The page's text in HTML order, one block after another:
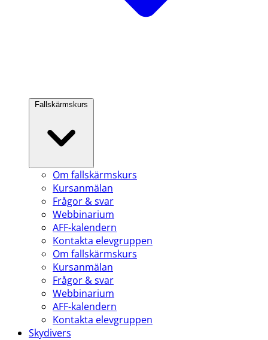
Fallskärmskurs
Om fallskärmskurs
Kursanmälan
Frågor & svar
Webbinarium
AFF-kalendern
Kontakta elevgruppen
Om fallskärmskurs
Kursanmälan
Frågor & svar
Webbinarium
AFF-kalendern
Kontakta elevgruppen
Skydivers